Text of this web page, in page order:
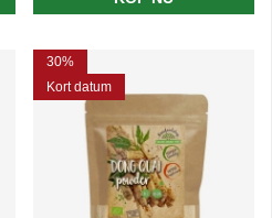
30%
Kort datum